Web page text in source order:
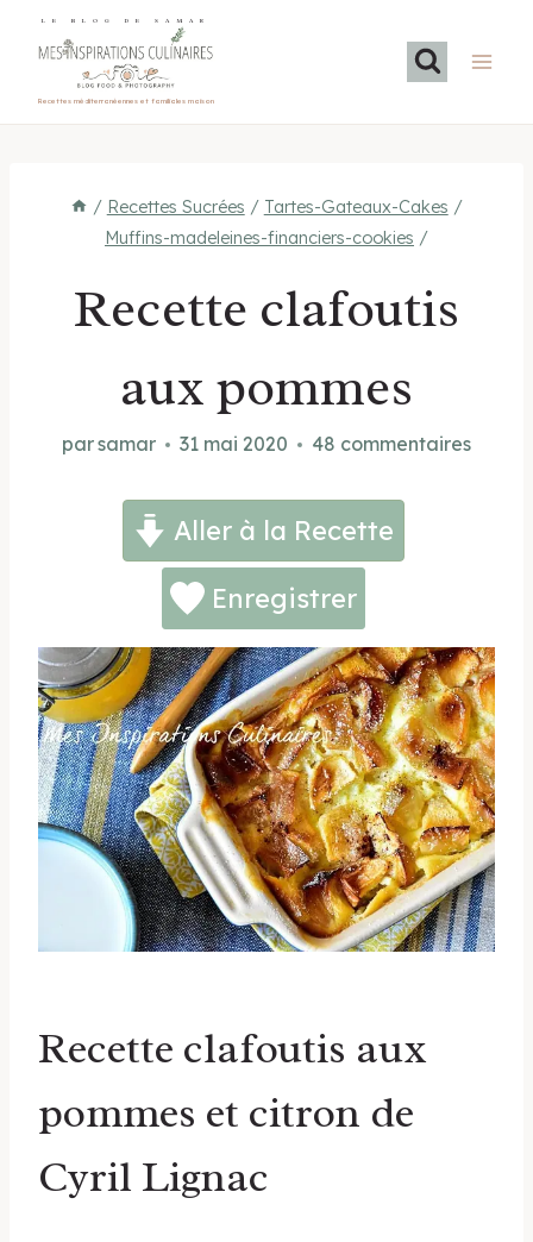
LE BLOG DE SAMAR
Recettes méditerranéennes et familiales maison
/ Recettes Sucrées / Tartes-Gateaux-Cakes /
Muffins-madeleines-financiers-cookies /
Recette clafoutis
aux pommes
parsamar 31 mai 2020 48 commentaires
Aller à la Recette
Enregistrer
Recette clafoutis aux
pommes et citron de
Cyril Lignac